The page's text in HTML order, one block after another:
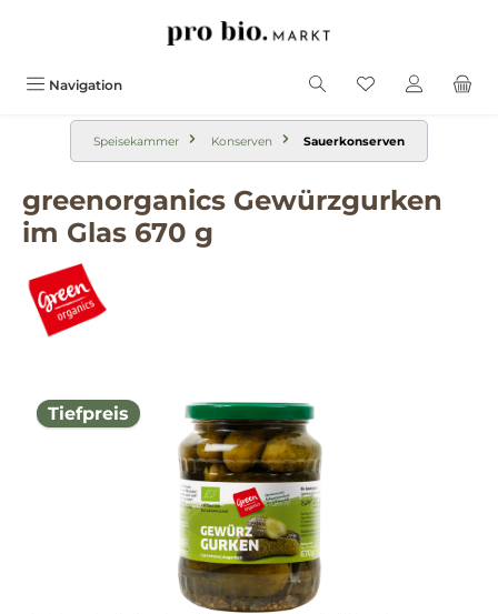
Navigation
Speisekammer Konserven Sauerkonserven
greenorganics Gewürzgurken
im Glas 670 g
Tiefpreis